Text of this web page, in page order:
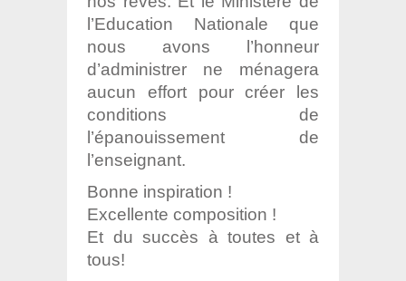
l’Education Nationale que
nous avons l’honneur
d’administrer ne ménagera
aucun effort pour créer les
conditions de
l’épanouissement de
l’enseignant.
Bonne inspiration !
Excellente composition !
Et du succès à toutes et à
tous!